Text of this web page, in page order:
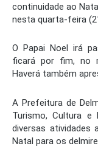
continuidade ao
nesta quarta-feira
O Papai Noel irá
ficará por fim, no
Haverá também
A Prefeitura de
Turismo, Cultura e
diversas atividades
Natal para os